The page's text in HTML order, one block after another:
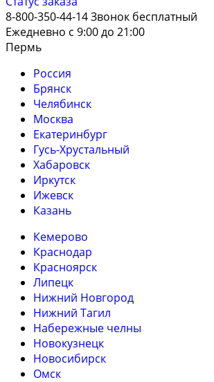
8-800-350-44-14Звонок бесплатный
Ежедневно с 9:00 до 21:00
Пермь
Россия
Брянск
Челябинск
Москва
Екатеринбург
Гусь-Хрустальный
Хабаровск
Иркутск
Ижевск
Казань
Кемерово
Краснодар
Красноярск
Липецк
Нижний Новгород
Нижний Тагил
Набережные челны
Новокузнецк
Новосибирск
Омск